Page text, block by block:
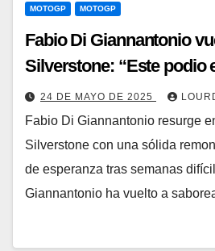
MOTOGP MOTOGP
Fabio Di Giannantonio
Silverstone: “Este podio
24 DE MAYO DE 2025
Fabio Di Giannantonio resurge
Silverstone con una sólida
de esperanza tras semanas
Giannantonio ha vuelto a